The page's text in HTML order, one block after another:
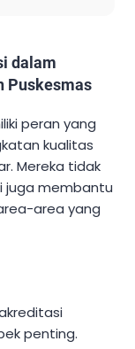
dalam
Puskesmas
peran yang
kualitas
Mereka tidak
juga membantu
area yang
penting.